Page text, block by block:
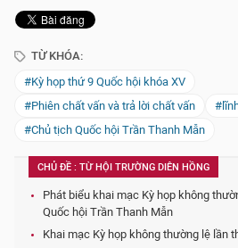
TỪ KHÓA:
#Kỳ họp thứ 9 Quốc hội khóa XV
#Phiên chất vấn và trả lời chất vấn
#Chủ tịch Quốc hội Trần Thanh Mẫn
CHỦ ĐỀ : TỪ HỘI TRƯỜNG DIÊN HỒNG
Phát biểu khai mạc Kỳ họp không
Quốc hội Trần Thanh Mẫn
Khai mạc Kỳ họp không thường lệ lần